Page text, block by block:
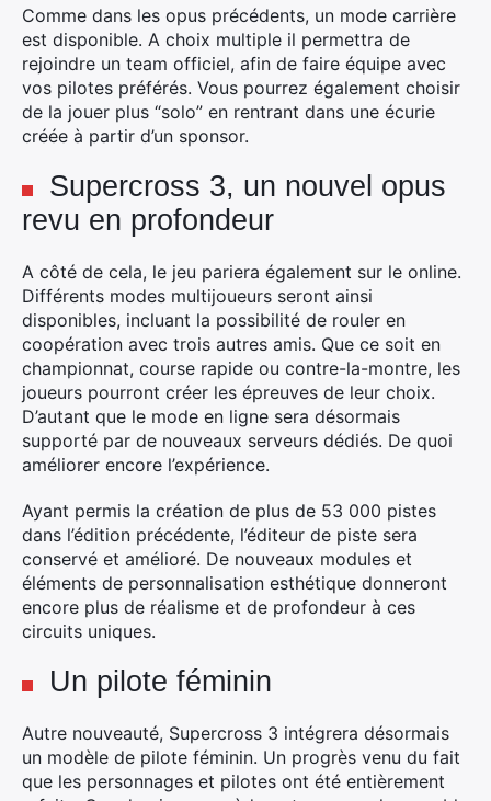
Comme dans les opus précédents, un mode carrière
est disponible. A choix multiple il permettra de
rejoindre un team officiel, afin de faire équipe avec
vos pilotes préférés. Vous pourrez également choisir
de la jouer plus “solo” en rentrant dans une écurie
créée à partir d’un sponsor.
Supercross 3, un nouvel opus
revu en profondeur
A côté de cela, le jeu pariera également sur le online.
Différents modes multijoueurs seront ainsi
disponibles, incluant la possibilité de rouler en
coopération avec trois autres amis. Que ce soit en
championnat, course rapide ou contre-la-montre, les
joueurs pourront créer les épreuves de leur choix.
D’autant que le mode en ligne sera désormais
supporté par de nouveaux serveurs dédiés. De quoi
améliorer encore l’expérience.
Ayant permis la création de plus de 53 000 pistes
dans l’édition précédente, l’éditeur de piste sera
conservé et amélioré. De nouveaux modules et
éléments de personnalisation esthétique donneront
encore plus de réalisme et de profondeur à ces
circuits uniques.
Un pilote féminin
Autre nouveauté, Supercross 3 intégrera désormais
un modèle de pilote féminin. Un progrès venu du fait
que les personnages et pilotes ont été entièrement